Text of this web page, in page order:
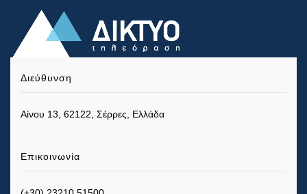
Διεύθυνση
Αίνου 13, 62122, Σέρρες, Ελλάδα
Επικοινωνία